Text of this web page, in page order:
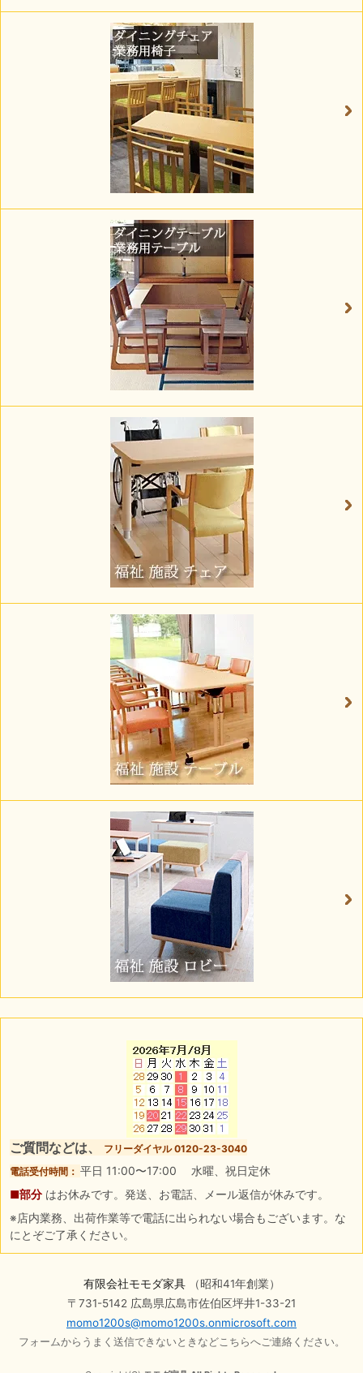
ご質問などは、
フリーダイヤル 0120-23-3040
電話受付時間： 平日 11:00〜17:00 水曜、祝日定休
■部分 はお休みです。発送、お電話、メール返信が休みです。
※店内業務、出荷作業等で電話に出られない場合もございます。な
にとぞご了承ください。
有限会社モモダ家具（昭和41年創業）
〒731-5142 広島県広島市佐伯区坪井1-33-21
momo1200s@momo1200s.onmicrosoft.com
フォームからうまく送信できないときなどこちらへご連絡ください。